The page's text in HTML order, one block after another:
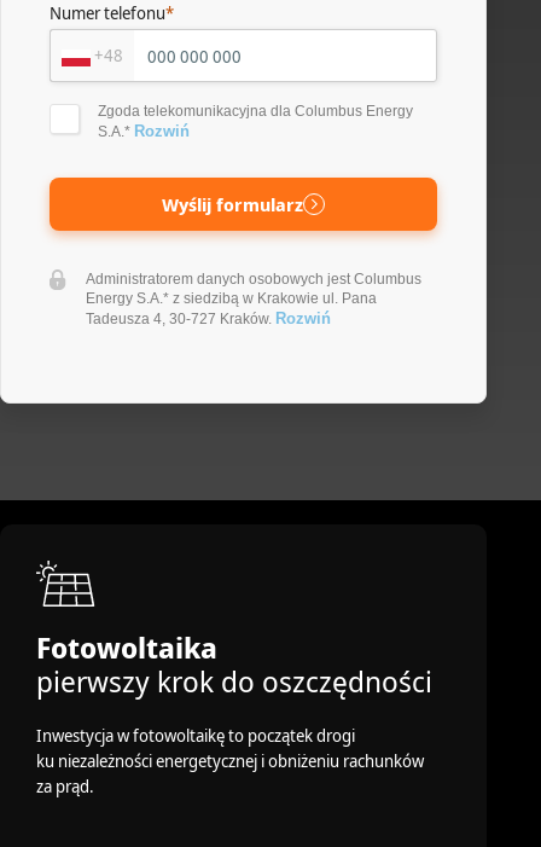
Numer telefonu*
+48
Zgoda telekomunikacyjna dla Columbus Energy
S.A.* Rozwiń
Wyślij formularz
Administratorem danych osobowych jest Columbus
Energy S.A.* z siedzibą w Krakowie ul. Pana
Tadeusza 4, 30-727 Kraków. Rozwiń
Fotowoltaika
pierwszy krok do oszczędności
Inwestycja w fotowoltaikę to początek drogi
ku niezależności energetycznej i obniżeniu rachunków
za prąd.